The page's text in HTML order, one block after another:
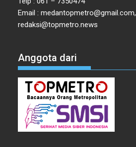
Email : medantopmetro@gmail.com,
redaksi@topmetro.news
Anggota dari